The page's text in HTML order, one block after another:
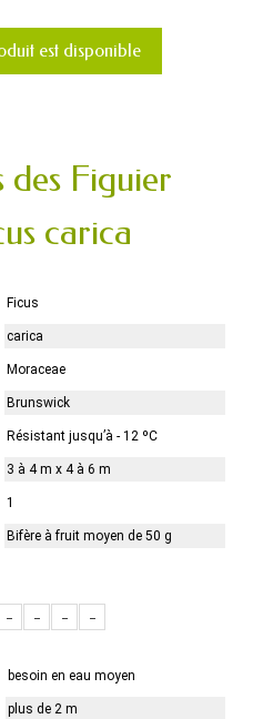
est disponible
des Figuier
carica
Ficus
carica
Moraceae
Brunswick
Résistant jusqu’à - 12 ºC
3 à 4 m x 4 à 6 m
1
Bifère à fruit moyen de 50 g
- - - -
besoin en eau moyen
plus de 2 m